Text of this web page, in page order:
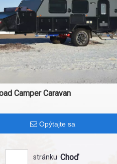
Camper Caravan
Opýtajte sa
stránku Choď